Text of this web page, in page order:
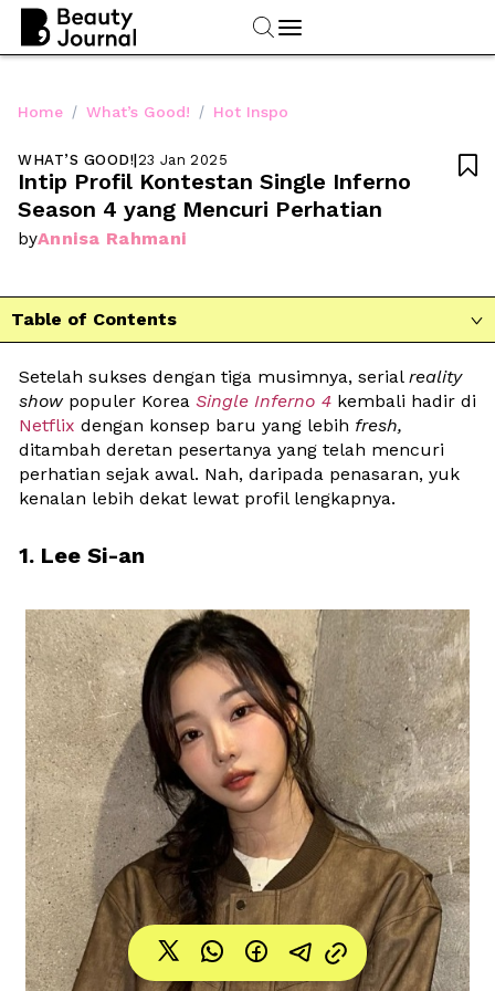
Home / What’s Good! / Hot Inspo
WHAT’S GOOD!|23 Jan 2025
Intip Profil Kontestan Single Inferno
Season 4 yang Mencuri Perhatian
byAnnisa Rahmani

Table of Contents 
Setelah sukses dengan tiga musimnya, serial reality
show populer Korea Single Inferno 4
Netflix dengan konsep baru yang lebih fresh,
ditambah deretan pesertanya yang telah mencuri
perhatian sejak awal. Nah, daripada penasaran, yuk
kenalan lebih dekat lewat profil lengkapnya.
1. Lee Si-an